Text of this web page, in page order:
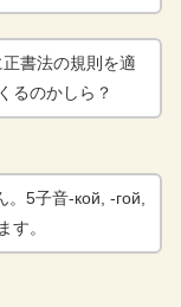
書法の規則を適
るのかしら？
5子音-кой, -гой,
。